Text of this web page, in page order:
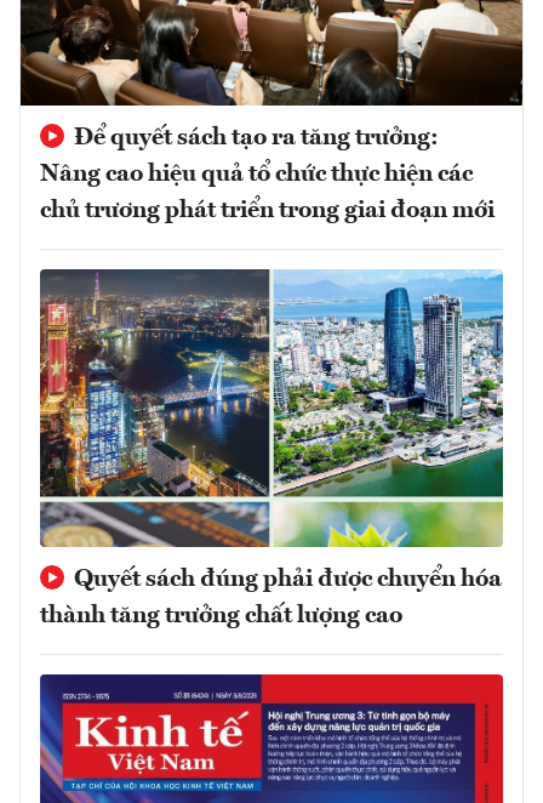
Để quyết sách tạo ra tăng trưởng:
Nâng cao hiệu quả tổ chức thực hiện các
chủ trương phát triển trong giai đoạn mới
Quyết sách đúng phải được chuyển hóa
thành tăng trưởng chất lượng cao